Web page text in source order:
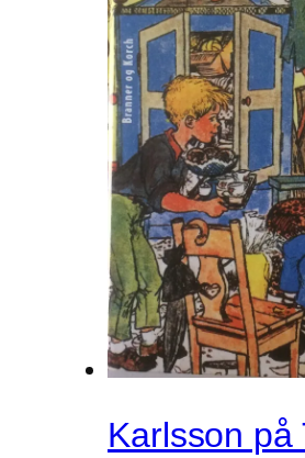
Karlsson på